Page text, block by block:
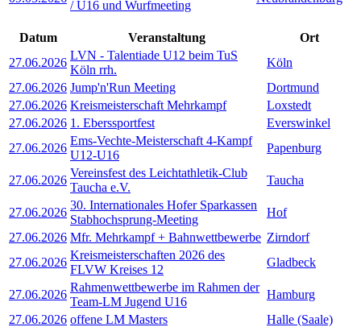
/ U16 und Wurfmeeting
Datum Veranstaltung
Ort
27.06.2026
LVN - Talentiade U12 beim TuS
Köln rrh.
Köln
27.06.2026 Jump'n'Run Meeting
Dortmund
27.06.2026 Kreismeisterschaft Mehrkampf
Loxstedt
27.06.2026 1. Eberssportfest
Everswinkel
27.06.2026
Ems-Vechte-Meisterschaft 4-Kampf
U12-U16
Papenburg
27.06.2026
Vereinsfest des Leichtathletik-Club
Taucha e.V.
Taucha
27.06.2026
30. Internationales Hofer Sparkassen
Stabhochsprung-Meeting
Hof
27.06.2026 Mfr. Mehrkampf + Bahnwettbewerbe Zirndorf
27.06.2026
Kreismeisterschaften 2026 des
FLVW Kreises 12
Gladbeck
27.06.2026
Rahmenwettbewerbe im Rahmen der
Team-LM Jugend U16
Hamburg
27.06.2026 offene LM Masters
Halle (Saale)